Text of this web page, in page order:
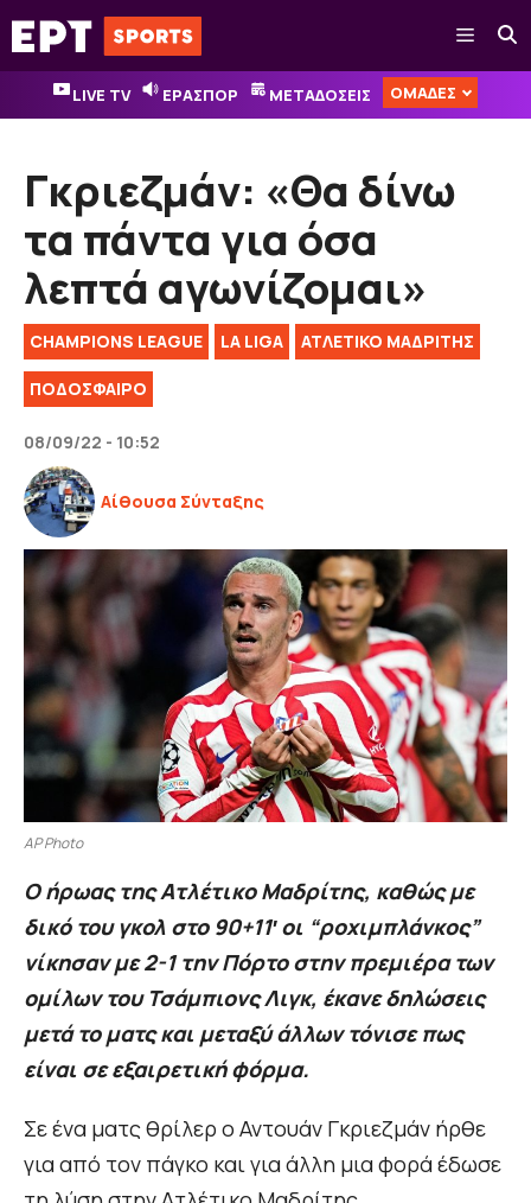
Μετάβαση
σε
περιεχόμενο
Μενού
LIVE TV ΕΡΑΣΠΟΡ ΜΕΤΑΔΟΣΕΙΣ ΟΜΑΔΕΣ
Γκριεζμάν: «Θα δίνω
τα πάντα για όσα
λεπτά αγωνίζομαι»
CHAMPIONS LEAGUE LA LIGA ΑΤΛΕΤΙΚΟ ΜΑΔΡΙΤΗΣ
ΠΟΔΟΣΦΑΙΡΟ
08/09/22 - 10:52
Αίθουσα Σύνταξης
AP Photo
Ο ήρωας της Ατλέτικο Μαδρίτης, καθώς με
δικό του γκολ στο 90+11′ οι “ροχιμπλάνκος”
νίκησαν με 2-1 την Πόρτο στην πρεμιέρα των
ομίλων του Τσάμπιονς Λιγκ, έκανε δηλώσεις
μετά το ματς και μεταξύ άλλων τόνισε πως
είναι σε εξαιρετική φόρμα.
Σε ένα ματς θρίλερ ο Αντουάν Γκριεζμάν ήρθε
για από τον πάγκο και για άλλη μια φορά έδωσε